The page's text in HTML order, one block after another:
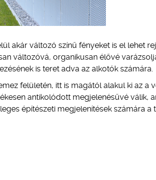
akár változó színű fényeket is el lehet
változóvá, organikusan élővé
is teret adva az alkotók számára.
felületén, itt is magától alakul ki az
antikolódott megjelenésűvé válik,
építészeti megjelenítések számára